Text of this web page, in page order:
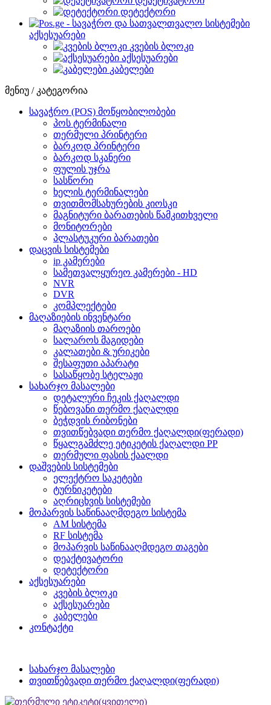
დეტექტორი
აქსესუარები
კვების ბლოკი
აქსესუარები
კაბელები
მენიუ / კატეგორია
სავაჭრო (POS) მოწყობილობები
პოს ტერმინალი
თერმული პრინტერი
ბარკოდ პრინტერი
ბარკოდ სკანერი
ფულის უჯრა
სასწორი
ხელის ტერმინალები
თვითმომსახურების კიოსკი
მაგნიტური ბარათების წამკითხველი
მონიტორები
პლასტუკური ბარათები
დაცვის სისტემები
ip კამერები
სამეთვალყურეო კამერები - HD
NVR
DVR
კომპლექტები
მაღაზიების ინვენტარი
მაღაზიის თაროები
სალაროს მაგიდები
კალათები & ურიკები
შესაფუთი აპარატი
სასაწყობე სტელაჟი
სახარჯო მასალები
დეტალური ჩეკის ქაღალდი
წებოვანი თერმო ქაღალდი
ბეჭდვის რიბონები
თვითწებვადი თერმო ქაღალდი(ფერადი)
წყალგამძლე ეტიკეტის ქაღალდი PP
თერმული ფასის ქაალდი
დაშვების სისტემები
ელექტრო საკეტები
ტურნიკეტები
აღრიცხვის სისტემები
მოპარვის საწინააღმდეგო სისტემა
AM სისტემა
RF სისტემა
მოპარვის საწინააღმდეგო თაგები
დეაქტივატორი
დეტექტორი
აქსესუარები
კვების ბლოკი
აქსესუარები
კაბელები
კონტაქტი
სახარჯო მასალები
თვითწებვადი თერმო ქაღალდი(ფერადი)